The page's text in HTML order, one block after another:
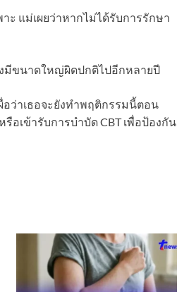
ะ แม่เผยว่าหากไม่ได้รับการรักษา
มีขนาดใหญ่ผิดปกติไปอีกหลายปี
ว่าเธอจะยังทำพฤติกรรมนี้ตอน
อเข้ารับการบำบัด CBT เพื่อป้องกัน